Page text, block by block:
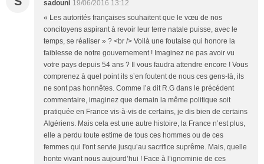
sadouni 19/06/2016 13:12
« Les autorités françaises souhaitent que le vœu de nos
concitoyens aspirant à revoir leur terre natale puisse, avec le
temps, se réaliser » ? <br /> Voilà une foutaise qui honore la
faiblesse de notre gouvernement ! Imaginez ne pas avoir vu
votre pays depuis 54 ans ? Il vous faudra attendre encore ! Vous
comprenez à quel point ils s’en foutent de nous ces gens-là, ils
ne sont pas honnêtes. Comme l’a dit R.G dans le précédent
commentaire, imaginez que demain la même politique soit
pratiquée en France vis-à-vis de certains, je dis bien de certains
Algériens. Mais cela est une autre histoire, la France n’est plus,
elle a perdu toute estime de tous ces hommes ou de ces
femmes qui l'ont servie jusqu’au sacrifice suprême. Mais, quelle
honte vivant nous aujourd’hui ! Face à l’ignominie de ces